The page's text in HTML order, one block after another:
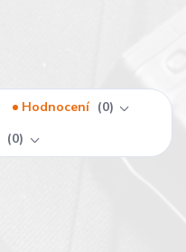
Hodnocení
0
0